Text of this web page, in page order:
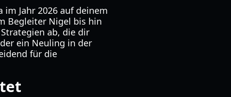
Jahr 2026 auf deinem
Begleiter Nigel bis hin
ab, die dir
ein Neuling in der
für die